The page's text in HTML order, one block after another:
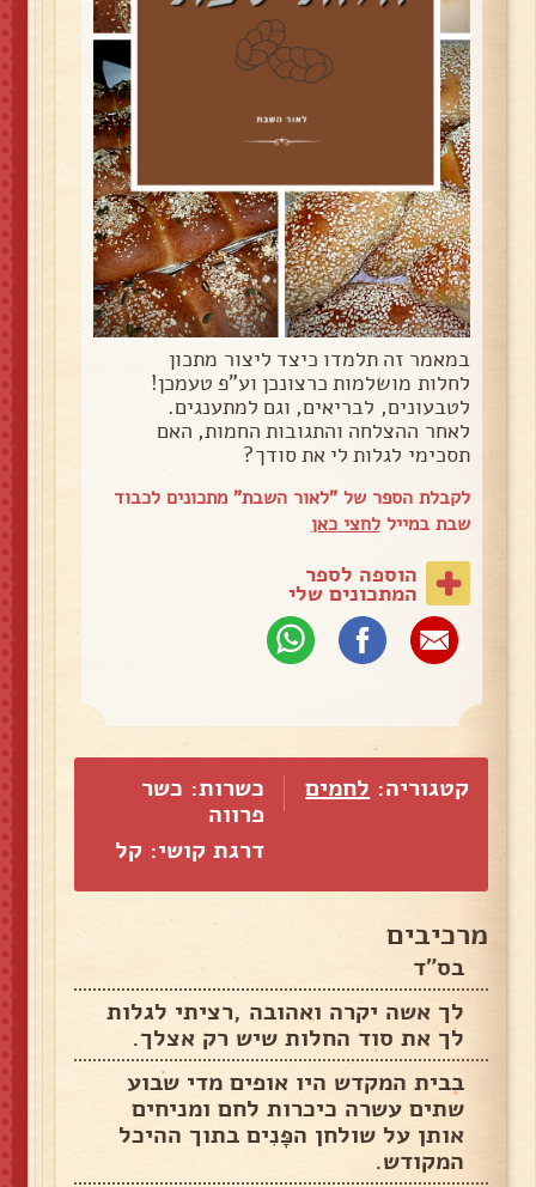
במאמר זה תלמדו כיצד ליצור מתכון
לחלות מושלמות כרצונכן וע"פ טעמכן!
לטבעונים, לבריאים, וגם למתענגים.
לאחר ההצלחה והתגובות החמות, האם
תסכימי לגלות לי את סודך?
לקבלת הספר של "לאור השבת" מתכונים לכבוד
שבת במייללחצי כאן
הוספה לספר
המתכונים שלי
קטגוריה: לחמים
כשרות: כשר
פרווה
דרגת קושי: קל
מרכיבים
בס"ד
לך אשה יקרה ואהובה ,רציתי לגלות
לך את סוד החלות שיש רק אצלך.
בבית המקדש היו אופים מדי שבוע
שתים עשרה כיכרות לחם ומניחים
אותן על שולחן הפָּנִים בתוך ההיכל
המקודש.